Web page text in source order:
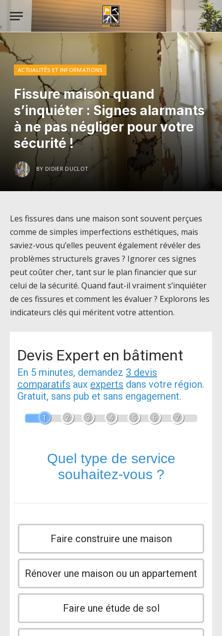
ACTUALITÉS ET INFORMATIONS
Fissure maison quand
s’inquiéter : Signes alarmants
à ne pas négliger pour votre
sécurité !
BY DIDIER DUCLOT
Les fissures dans une maison sont souvent perçues
comme de simples imperfections esthétiques, mais
saviez-vous qu’elles peuvent également révéler des
problèmes structurels graves ? Ignorer ces signes
peut coûter cher, tant sur le plan financier que sur
celui de la sécurité. Quand faut-il vraiment s’inquiéter
de ces fissures et comment les évaluer ? Explorons les
indicateurs clés qui méritent votre attention.
Devis Expert en bâtiment
En 5 minutes, demandez 3 devis
comparatifs aux experts dans votre région.
Gratuit, sans pub et sans engagement.
1 2 3 4 5 6 7
Quel type de service
souhaitez-vous ?
Faire construire une maison
Rénover une maison ou un appartement
Faire une étude de sol